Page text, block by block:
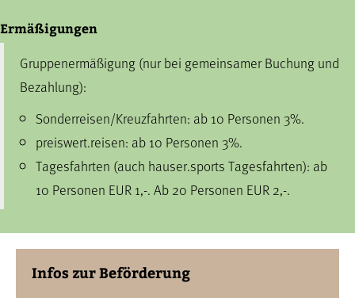
Ermäßigungen
Gruppenermäßigung (nur bei gemeinsamer Buchung und
Bezahlung):
Sonderreisen/Kreuzfahrten: ab 10 Personen 3%.
preiswert.reisen: ab 10 Personen 3%.
Tagesfahrten (auch hauser.sports Tagesfahrten): ab
10 Personen EUR 1,-. Ab 20 Personen EUR 2,-.
Infos zur Beförderung